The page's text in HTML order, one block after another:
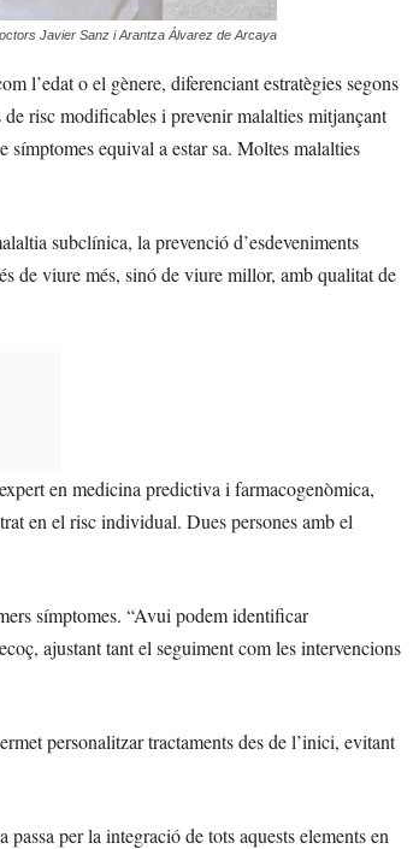
Javier Sanz i Arantza Álvarez de Arcaya
l’edat o el gènere, diferenciant estratègies segons
risc modificables i prevenir malalties mitjançant
equival a estar sa. Moltes malalties
subclínica, la prevenció d’esdeveniments
de viure més, sinó de viure millor, amb qualitat de
en medicina predictiva i farmacogenòmica,
en el risc individual. Dues persones amb el
símptomes. “Avui podem identificar
ajustant tant el seguiment com les intervencions
personalitzar tractaments des de l’inici, evitant
per la integració de tots aquests elements en